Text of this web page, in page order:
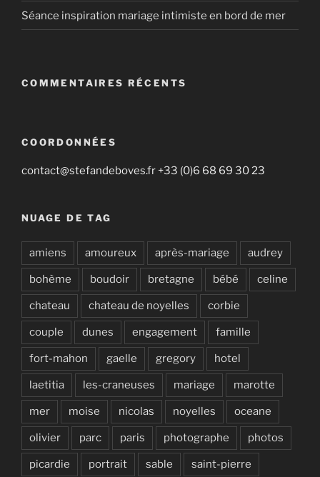
Séance inspiration mariage intimiste en bord de mer
COMMENTAIRES RÉCENTS
COORDONNÉES
contact@stefandeboves.fr +33 (0)6 68 69 30 23
NUAGE DE TAG
amiens amoureux après-mariage audrey
bohème boudoir bretagne bébé celine
chateau chateau de noyelles corbie
couple dunes engagement famille
fort-mahon gaelle gregory hotel
laetitia les-craneuses mariage marotte
mer moise nicolas noyelles oceane
olivier parc paris photographe photos
picardie portrait sable saint-pierre